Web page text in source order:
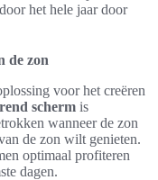
het hele jaar door
de zon
voor het creëren
scherm is
wanneer de zon
de zon wilt genieten.
optimaal profiteren
dagen.